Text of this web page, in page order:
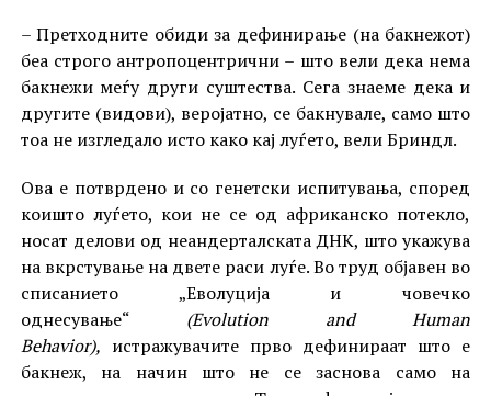
– Претходните обиди за дефинирање (на бакнежот)
беа строго антропоцентрични – што вели дека нема
бакнежи меѓу други суштества. Сега знаеме дека и
другите (видови), веројатно, се бакнувале, само што
тоа не изгледало исто како кај луѓето, вели Бриндл.
Ова е потврдено и со генетски испитувања, според
коишто луѓето, кои не се од африканско потекло,
носат делови од неандерталската ДНК, што укажува
на вкрстување на двете раси луѓе. Во труд објавен во
списанието „Еволуција и човечко
однесување“ (Evolution and Human
Behavior), истражувачите прво дефинираат што е
бакнеж, на начин што не се заснова само на